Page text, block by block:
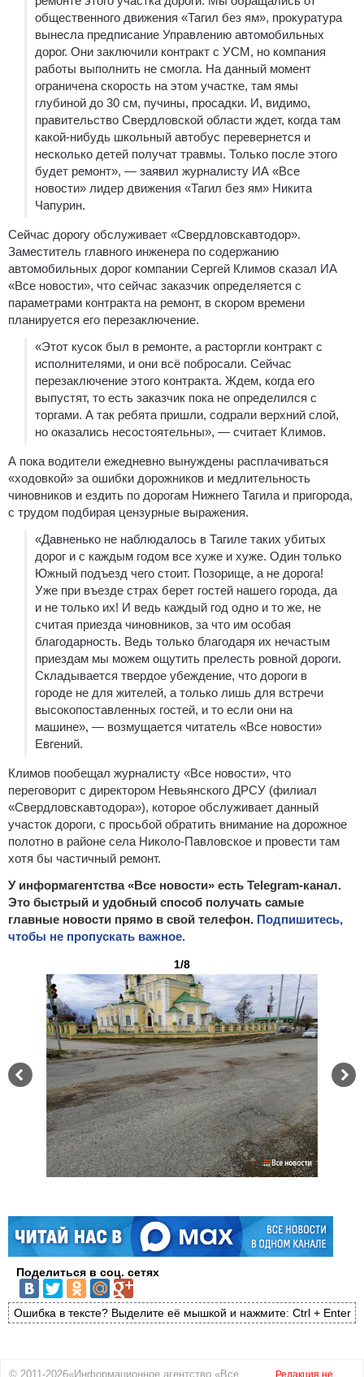
общественного движения «Тагил без ям», прокуратура
вынесла предписание Управлению автомобильных
дорог. Они заключили контракт с УСМ, но компания
работы выполнить не смогла. На данный момент
ограничена скорость на этом участке, там ямы
глубиной до 30 см, пучины, просадки. И, видимо,
правительство Свердловской области ждет, когда там
какой-нибудь школьный автобус перевернется и
несколько детей получат травмы. Только после этого
будет ремонт», — заявил журналисту ИА «Все
новости» лидер движения «Тагил без ям» Никита
Чапурин.
Сейчас дорогу обслуживает «Свердловскавтодор».
Заместитель главного инженера по содержанию
автомобильных дорог компании Сергей Климов сказал ИА
«Все новости», что сейчас заказчик определяется с
параметрами контракта на ремонт, в скором времени
планируется его перезаключение.
«Этот кусок был в ремонте, а расторгли контракт с
исполнителями, и они всё побросали. Сейчас
перезаключение этого контракта. Ждем, когда его
выпустят, то есть заказчик пока не определился с
торгами. А так ребята пришли, содрали верхний слой,
но оказались несостоятельны», — считает Климов.
А пока водители ежедневно вынуждены расплачиваться
«ходовкой» за ошибки дорожников и медлительность
чиновников и ездить по дорогам Нижнего Тагила и пригорода,
с трудом подбирая цензурные выражения.
«Давненько не наблюдалось в Тагиле таких убитых
дорог и с каждым годом все хуже и хуже. Один только
Южный подъезд чего стоит. Позорище, а не дорога!
Уже при въезде страх берет гостей нашего города, да
и не только их! И ведь каждый год одно и то же, не
считая приезда чиновников, за что им особая
благодарность. Ведь только благодаря их нечастым
приездам мы можем ощутить прелесть ровной дороги.
Складывается твердое убеждение, что дороги в
городе не для жителей, а только лишь для встречи
высокопоставленных гостей, и то если они на
машине», — возмущается читатель «Все новости»
Евгений.
Климов пообещал журналисту «Все новости», что
переговорит с директором Невьянского ДРСУ (филиал
«Свердловскавтодора»), которое обслуживает данный
участок дороги, с просьбой обратить внимание на дорожное
полотно в районе села Николо-Павловское и провести там
хотя бы частичный ремонт.
У информагентства «Все новости» есть Telegram-канал.
Это быстрый и удобный способ получать самые
главные новости прямо в свой телефон. Подпишитесь,
чтобы не пропускать важное.
1/8
Поделиться в соц. сетях
Ошибка в тексте? Выделите её мышкой и нажмите: Ctrl + Enter
© 2011-2026«Информационное агентство «Все